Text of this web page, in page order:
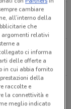
cambiare
all’interno della
che
argomenti relativi
a
ci informa
delle offerte a
in cui abbia fornito
della
raccolte e
la connettività e
meglio indicato